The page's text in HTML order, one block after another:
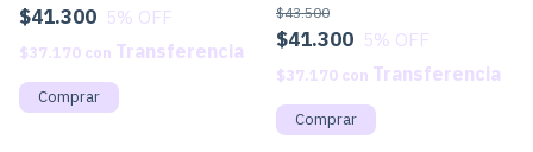
$41.300 5% OFF
$37.170 con
$41.300
$43.500
5% OFF
$37.170 con